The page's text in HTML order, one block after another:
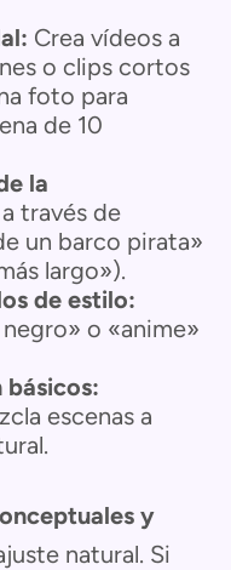
Crea vídeos a
o clips cortos
foto para
de 10
la
través de
un barco pirata»
largo»).
de estilo:
o «anime»
básicos:
escenas a
y
natural. Si